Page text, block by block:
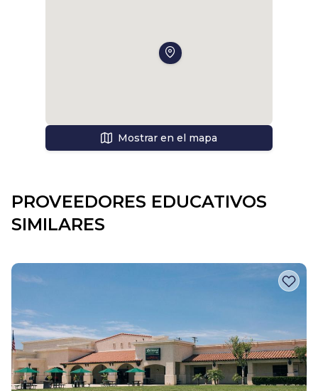
Mostrar en el mapa
PROVEEDORES EDUCATIVOS
SIMILARES